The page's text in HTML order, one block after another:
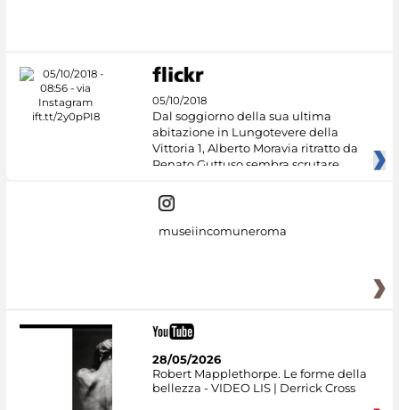
05/10/2018
Dal soggiorno della sua ultima
abitazione in Lungotevere della
Vittoria 1, Alberto Moravia ritratto da
Renato Guttuso sembra scrutare
museiincomuneroma
28/05/2026
Robert Mapplethorpe. Le forme della
bellezza - VIDEO LIS | Derrick Cross